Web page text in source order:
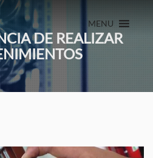
MENU
DE REALIZAR